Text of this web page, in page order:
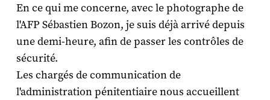
En ce qui me concerne, avec le photographe de
l'AFP Sébastien Bozon, je suis déjà arrivé depuis
une demi-heure, afin de passer les contrôles de
sécurité.
Les chargés de communication de
l'administration pénitentiaire nous accueillent